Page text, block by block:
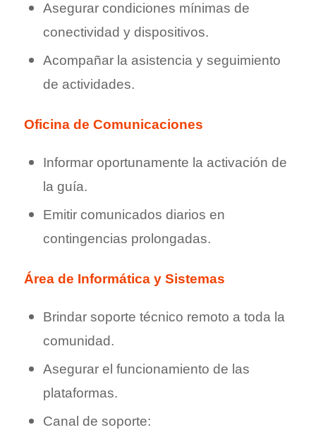
Asegurar condiciones mínimas de
conectividad y dispositivos.
Acompañar la asistencia y seguimiento
de actividades.
Oficina de Comunicaciones
Informar oportunamente la activación de
la guía.
Emitir comunicados diarios en
contingencias prolongadas.
Área de Informática y Sistemas
Brindar soporte técnico remoto a toda la
comunidad.
Asegurar el funcionamiento de las
plataformas.
Canal de soporte: